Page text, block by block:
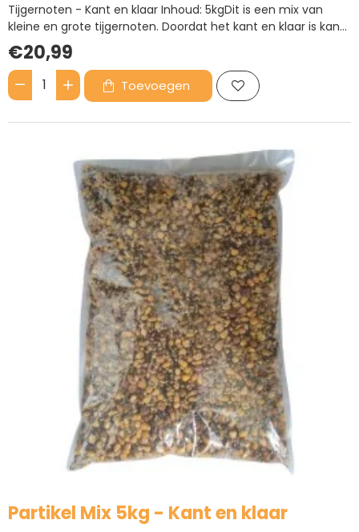
Tijgernoten - Kant en klaar Inhoud: 5kgDit is een mix van
kleine en grote tijgernoten. Doordat het kant en klaar is kan
het direct in gebruik genomen worden. Tijgernoten is een
zeer populaire en geliefde partikel, het is breed inzetbaar. Het
is PVA vriendelijk..
€20,99
Tijgernoten
5kg
Toevoegen
Partikel Mix 5kg - Kant en klaar